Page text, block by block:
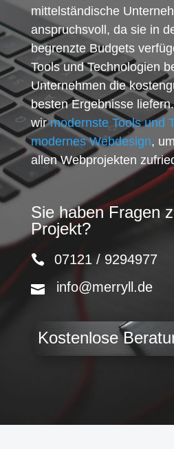
mittelständische
anspruchsvoll, da sie in
begrenzte Budgets
Tools und Technologien
Unternehmen die
besten Ergebnisse
wirmodernste Tools und
modernes Webdesign,
allen Webprojekten
Sie haben Fragen
Projekt?
07121 / 9294977
info@merryll.de
Kostenlose